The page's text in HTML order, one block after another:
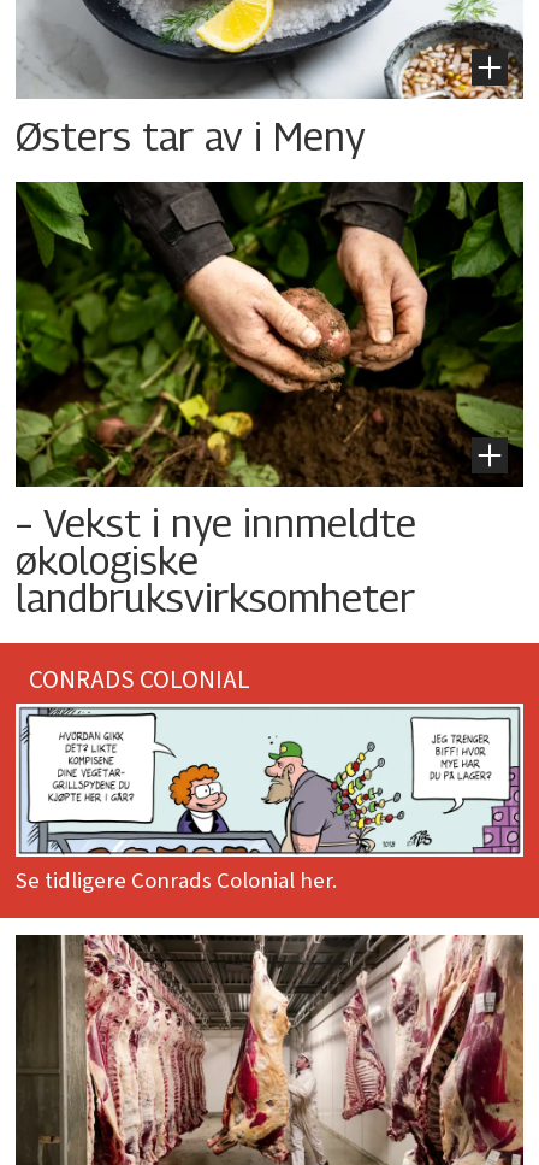
Østers tar av i Meny
– Vekst i nye innmeldte
økologiske
landbruksvirksomheter
CONRADS COLONIAL
Se tidligere Conrads Colonial her.